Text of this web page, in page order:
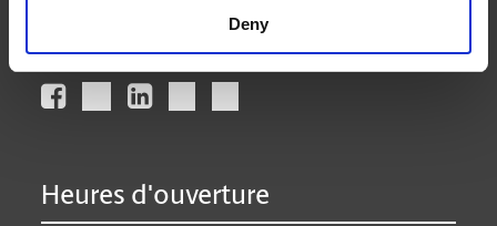
Deny
Heures d'ouverture